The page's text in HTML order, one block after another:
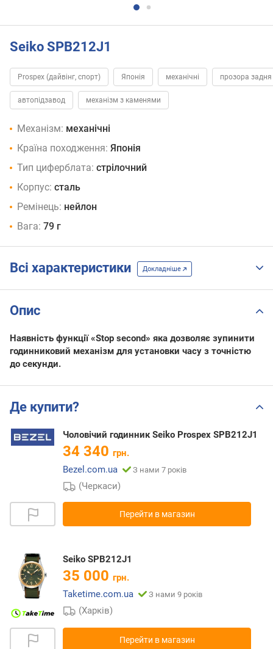
Seiko SPB212J1
Prospex (дайвінг, спорт) Японія механічні прозора
автопідзавод механізм з каменями
Механізм: механічні
Країна походження: Японія
Тип циферблата: стрілочний
Корпус: сталь
Ремінець: нейлон
Вага: 79 г
Всі характеристики Докладніше
Опис
Наявність функції «Stop second» яка дозволяє зупинити
годинниковий механізм для установки часу з точністю
до секунди.
Де купити?
Чоловічий годинник Seiko Prospex SPB212J1
34 340 грн.
Bezel.com.ua
З нами 7 років
(Черкаси)
Перейти в магазин
Seiko SPB212J1
35 000 грн.
Taketime.com.ua
З нами 9 років
(Харків)
Перейти в магазин